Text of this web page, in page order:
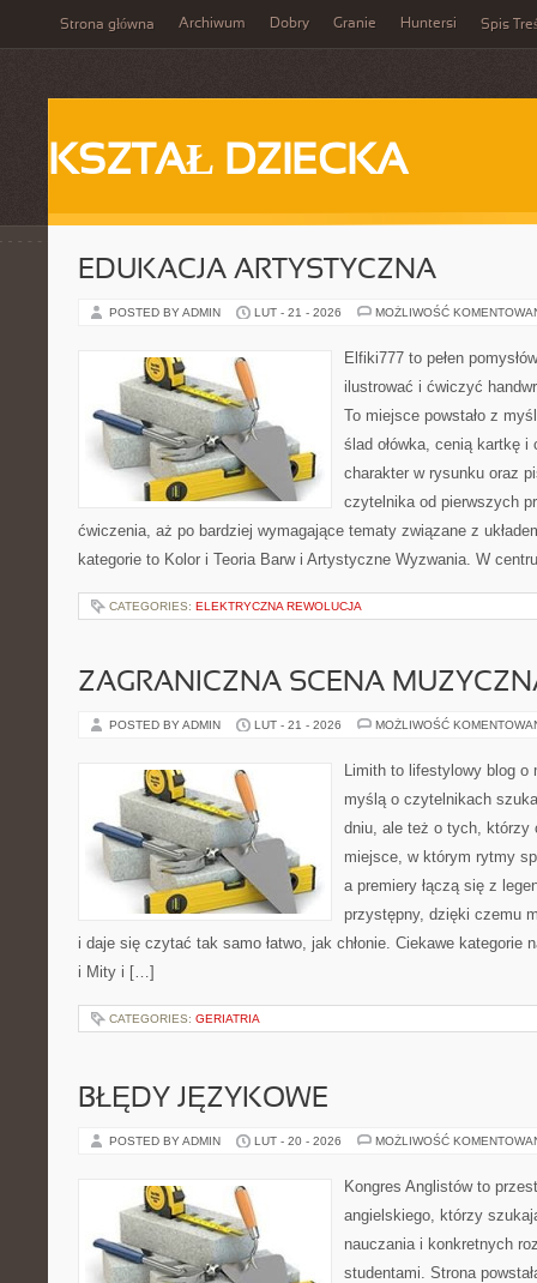
Strona główna Archiwum Dobry Granie Huntersi Spis
KSZTAŁ DZIECKA
EDUKACJA ARTYSTYCZNA
POSTED BY ADMIN LUT - 21 - 2026 MOŻLIWOŚĆ
Elfiki777 to pełen
ilustrować i ćwiczyć
To miejsce powstało z
ślad ołówka, cenią kartkę i
charakter w rysunku oraz
czytelnika od pierwszych
ćwiczenia, aż po bardziej wymagające tematy związane z
kategorie to Kolor i Teoria Barw i Artystyczne Wyzwania. W
CATEGORIES: ELEKTRYCZNA REWOLUCJA
ZAGRANICZNA SCENA
POSTED BY ADMIN LUT - 21 - 2026 MOŻLIWOŚĆ
Limith to lifestylowy blog o
myślą o czytelnikach
dniu, ale też o tych, którzy
miejsce, w którym rytmy
a premiery łączą się z
przystępny, dzięki czemu
i daje się czytać tak samo łatwo, jak chłonie. Ciekawe kategorie
i Mity i […]
CATEGORIES: GERIATRIA
BŁĘDY JĘZYKOWE
POSTED BY ADMIN LUT - 20 - 2026 MOŻLIWOŚĆ
Kongres Anglistów to
angielskiego, którzy
nauczania i konkretnych
studentami. Strona